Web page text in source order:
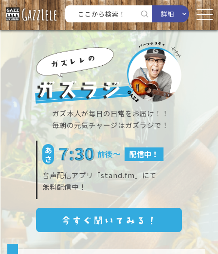
詳細
ガズレレ の
ガズラジ
ガズ本人が毎日の日常をお届け！！
毎朝の元気チャージはガズラジで！
あ
さ
前後〜 配信中！
音声配信アプリ「stand.fm」にて
無料配信中！
今すぐ聞いてみる！